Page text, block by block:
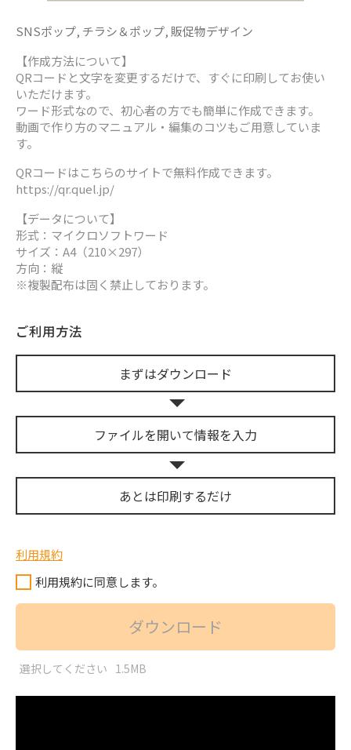
SNSポップ, チラシ＆ポップ,販促物デザイン
【作成方法について】
QRコードと文字を変更するだけで、すぐに印刷してお使い
いただけます。
ワード形式なので、初心者の方でも簡単に作成できます。
動画で作り方のマニュアル・編集のコツもご用意していま
す。
QRコードはこちらのサイトで無料作成できます。
https://qr.quel.jp/
【データについて】
形式：マイクロソフトワード
サイズ：A4（210×297）
方向：縦
※複製配布は固く禁止しております。
ご利用方法
まずはダウンロード
ファイルを開いて情報を入力
あとは印刷するだけ
利用規約
利用規約に同意します。
ダウンロード
選択してください 1.5MB